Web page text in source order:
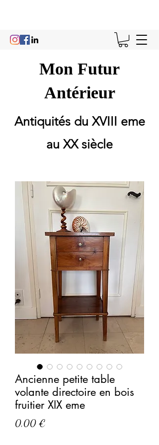
Mon Futur
Antérieur
Antiquités du XVIII eme
au XX siècle
Ancienne petite table
volante directoire en bois
fruitier XIX eme
0,00 €